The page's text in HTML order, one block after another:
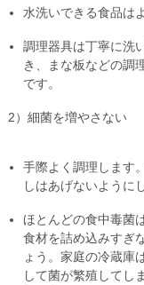
水洗いできる食品は
調理器具は丁寧に洗
き、まな板などの調
です。
2）細菌を増やさない
手際よく調理します
しはあげないように
ほとんどの食中毒菌
食材を詰め込みすぎ
ょう。家庭の冷蔵庫
して菌が繁殖してし